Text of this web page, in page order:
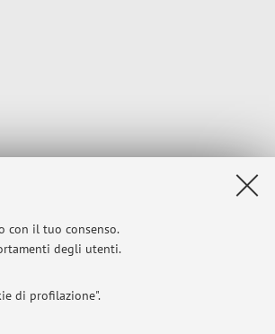
con il tuo consenso.
degli utenti.
di profilazione".